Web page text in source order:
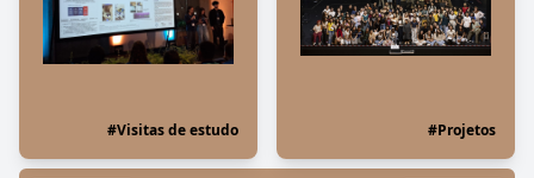
#Visitas de estudo #Projetos